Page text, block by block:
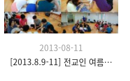
2013-08-11
[2013.8.9-11] 전교인 여름수련회- "이쉼 전쉼"